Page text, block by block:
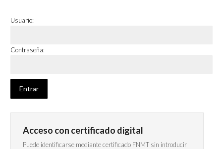
Usuario:
Contraseña:
Acceso con certificado digital
Puede identificarse mediante certificado FNMT sin introducir